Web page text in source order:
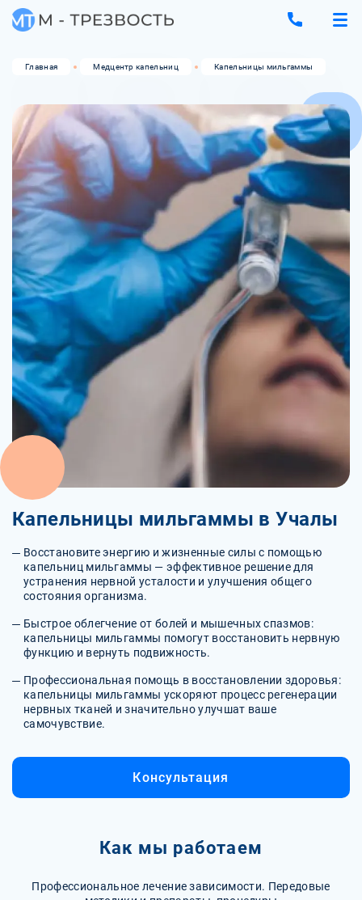
Главная Медцентр капельниц Капельницы мильгаммы
Капельницы мильгаммы в Учалы
Восстановите энергию и жизненные силы с помощью
капельниц мильгаммы — эффективное решение для
устранения нервной усталости и улучшения общего
состояния организма.
Быстрое облегчение от болей и мышечных спазмов:
капельницы мильгаммы помогут восстановить нервную
функцию и вернуть подвижность.
Профессиональная помощь в восстановлении здоровья:
капельницы мильгаммы ускоряют процесс регенерации
нервных тканей и значительно улучшат ваше
самочувствие.
Консультация
Как мы работаем
Профессиональное лечение зависимости. Передовые